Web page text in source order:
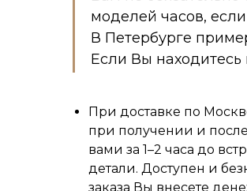
моделей часов,
В Петербурге
Если Вы
При доставке по
при получении и
вами за 1–2 часа до
детали. Доступен и
заказа Вы внесете